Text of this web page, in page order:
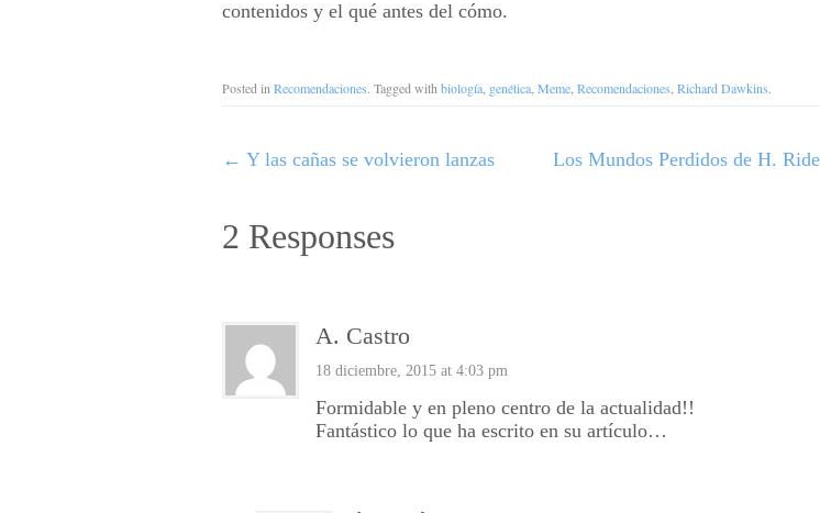
contenidos y el qué antes del cómo.
Posted in Recomendaciones. Tagged with biología genética Meme Recomendaciones Richard Dawkins.
← Y las cañas se volvieron lanzas Los Mundos Perdidos de H.
2 Responses
A. Castro
18 diciembre, 2015 at 4:03 pm
Formidable y en pleno centro de la actualidad!!
Fantástico lo que ha escrito en su artículo…